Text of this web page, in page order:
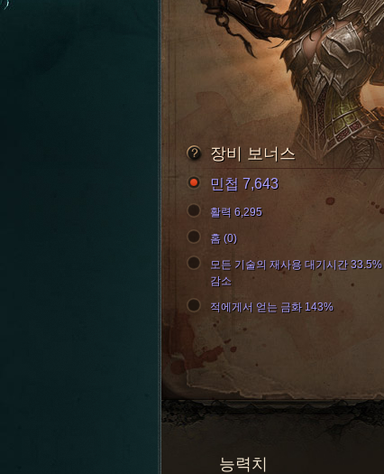
장비 보너스
민첩 7,643
활력 6,295
홈 (0)
모든 기술의 재사용 대기시간 33.5%
감소
적에게서 얻는 금화 143%
능력치